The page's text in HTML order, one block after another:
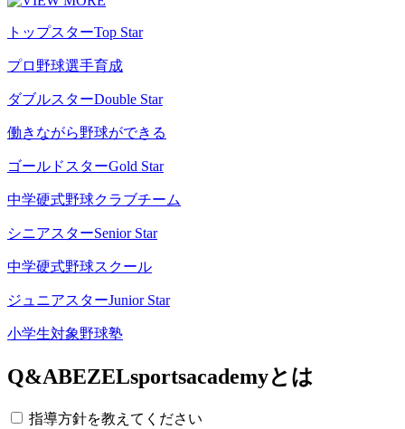
トップスターTop Star
プロ野球選手育成
ダブルスターDouble Star
働きながら野球ができる
ゴールドスターGold Star
中学硬式野球クラブチーム
シニアスターSenior Star
中学硬式野球スクール
ジュニアスターJunior Star
小学生対象野球塾
Q&ABEZELsportsacademyとは
指導方針を教えてください